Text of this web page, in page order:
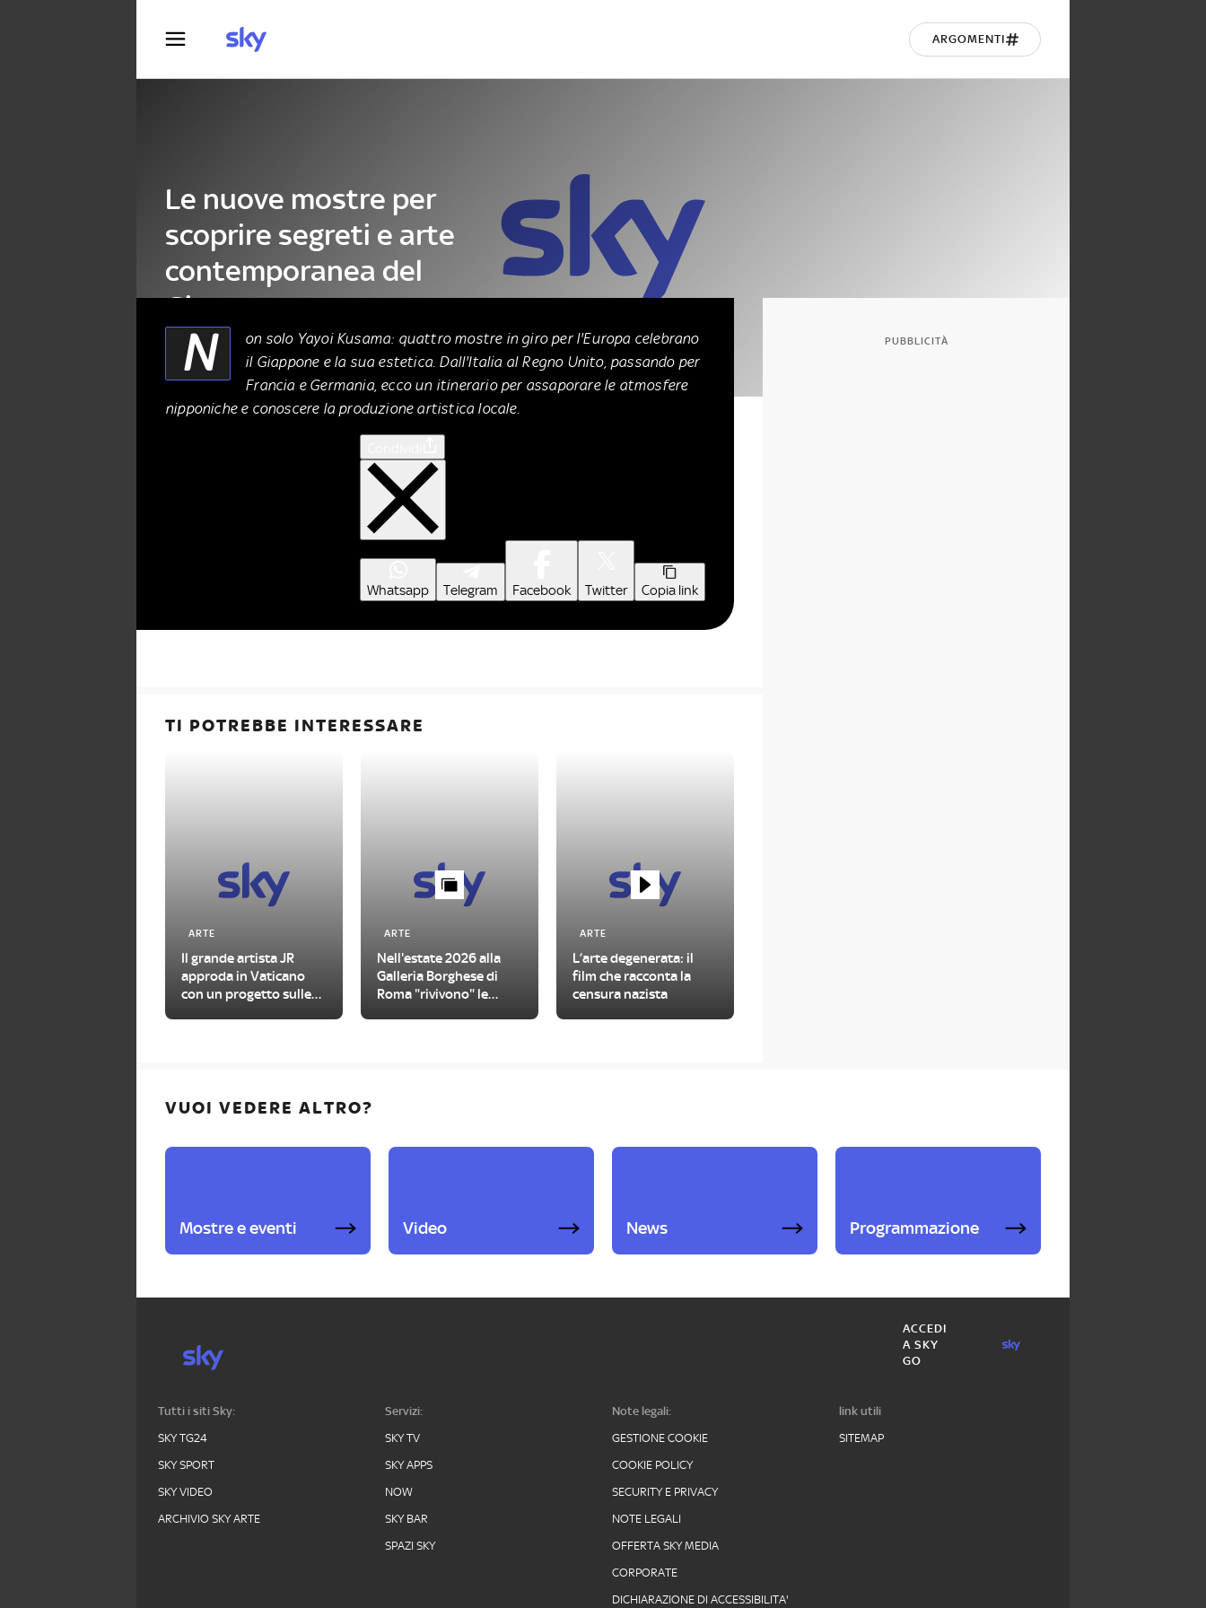
ARGOMENTI
Le nuove mostre per
scoprire segreti e arte
contemporanea del
Giappone
ARTE 10 Maggio 2026
N
on solo Yayoi Kusama: quattro mostre in giro per l'Europa celebrano
il Giappone e la sua estetica. Dall'Italia al Regno Unito, passando per
Francia e Germania, ecco un itinerario per assaporare le atmosfere
nipponiche e conoscere la produzione artistica locale.
Whatsapp Telegram Facebook Twitter Copia link
TI POTREBBE INTERESSARE
ARTE
Il grande artista JR
approda in Vaticano
con un progetto sulle
ARTE
Nell'estate 2026 alla
Galleria Borghese di
Roma "rivivono" le
ARTE
L’arte degenerata: il
film che racconta la
censura nazista
PUBBLICITÀ
VUOI VEDERE ALTRO?
Mostre e eventi Video News Programmazione
ACCEDI
A SKY
GO
Tutti i siti Sky:
SKY TG24
SKY SPORT
SKY VIDEO
ARCHIVIO SKY ARTE
Servizi:
SKY TV
SKY APPS
NOW
SKY BAR
SPAZI SKY
Note legali:
GESTIONE COOKIE
COOKIE POLICY
SECURITY E PRIVACY
NOTE LEGALI
OFFERTA SKY MEDIA
CORPORATE
DICHIARAZIONE DI ACCESSIBILITA'
link utili
SITEMAP